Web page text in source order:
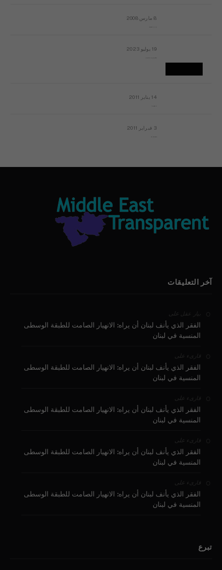
8 مارس 2008
19 يوليو 2023
14 يناير 2011
3 فبراير 2011
آخر التعليقات
بيار عقل على
الفقر الذي يأنف لبنان أن يراه: الانهيار الصامت للطبقة الوسطى
المنسية في لبنان
قارىء على
الفقر الذي يأنف لبنان أن يراه: الانهيار الصامت للطبقة الوسطى
المنسية في لبنان
قارىء على
الفقر الذي يأنف لبنان أن يراه: الانهيار الصامت للطبقة الوسطى
المنسية في لبنان
قارىء على
الفقر الذي يأنف لبنان أن يراه: الانهيار الصامت للطبقة الوسطى
المنسية في لبنان
قارىء على
الفقر الذي يأنف لبنان أن يراه: الانهيار الصامت للطبقة الوسطى
المنسية في لبنان
تبرع